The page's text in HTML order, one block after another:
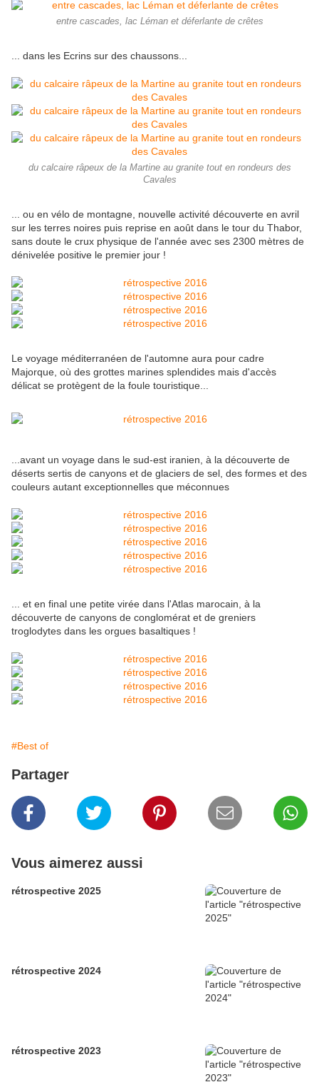
entre cascades, lac Léman et déferlante de crêtes
... dans les Ecrins sur des chaussons...
du calcaire râpeux de la Martine au granite tout en rondeurs des
Cavales
... ou en vélo de montagne, nouvelle activité découverte en avril
sur les terres noires puis reprise en août dans le tour du Thabor,
sans doute le crux physique de l'année avec ses 2300 mètres de
dénivelée positive le premier jour !
Le voyage méditerranéen de l'automne aura pour cadre
Majorque, où des grottes marines splendides mais d'accès
délicat se protègent de la foule touristique...
...avant un voyage dans le sud-est iranien, à la découverte de
déserts sertis de canyons et de glaciers de sel, des formes et des
couleurs autant exceptionnelles que méconnues
... et en final une petite virée dans l'Atlas marocain, à la
découverte de canyons de conglomérat et de greniers
troglodytes dans les orgues basaltiques !
#Best of
Partager
Vous aimerez aussi
rétrospective 2025
rétrospective 2024
rétrospective 2023